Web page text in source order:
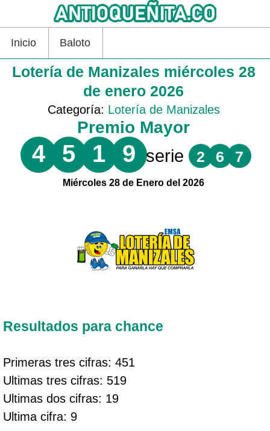
Inicio Baloto
Lotería de Manizales miércoles 28
de enero 2026
Categoría: Lotería de Manizales
Premio Mayor
4 5 1 9 serie 2 6 7
Miércoles 28 de Enero del 2026
Resultados para chance
Primeras tres cifras: 451
Ultimas tres cifras: 519
Ultimas dos cifras: 19
Ultima cifra: 9